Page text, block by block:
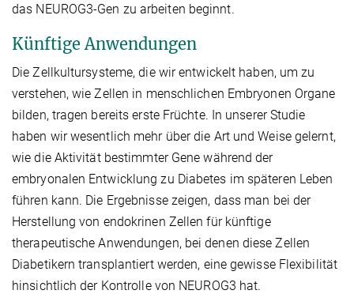
das NEUROG3-Gen zu arbeiten beginnt.
Künftige Anwendungen
Die Zellkultursysteme, die wir entwickelt haben, um zu
verstehen, wie Zellen in menschlichen Embryonen Organe
bilden, tragen bereits erste Früchte. In unserer Studie
haben wir wesentlich mehr über die Art und Weise gelernt,
wie die Aktivität bestimmter Gene während der
embryonalen Entwicklung zu Diabetes im späteren Leben
führen kann. Die Ergebnisse zeigen, dass man bei der
Herstellung von endokrinen Zellen für künftige
therapeutische Anwendungen, bei denen diese Zellen
Diabetikern transplantiert werden, eine gewisse Flexibilität
hinsichtlich der Kontrolle von NEUROG3 hat.